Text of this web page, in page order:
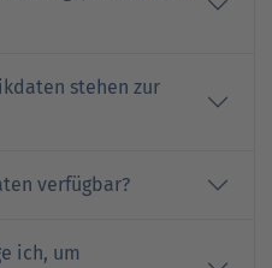
stehen zur
verfügbar?
ich, um